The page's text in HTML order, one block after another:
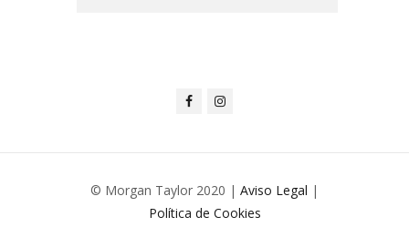
© Morgan Taylor 2020 | Aviso Legal |
Política de Cookies